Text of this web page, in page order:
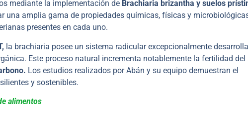
mediante la implementación de Brachiaria brizantha y suelos
una amplia gama de propiedades químicas, físicas y
presentes en cada uno.
la brachiaria posee un sistema radicular excepcionalmente
Este proceso natural incrementa notablemente la fertilidad del
Los estudios realizados por Abán y su equipo demuestran el
y sostenibles.
alimentos